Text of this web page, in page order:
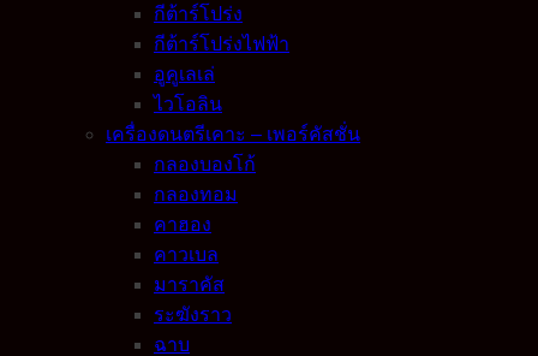
กีต้าร์โปร่ง
กีต้าร์โปร่งไฟฟ้า
อูคูเลเล่
ไวโอลิน
เครื่องดนตรีเคาะ – เพอร์คัสชั่น
กลองบองโก้
กลองทอม
คาฮอง
คาวเบล
มาราคัส
ระฆังราว
ฉาบ